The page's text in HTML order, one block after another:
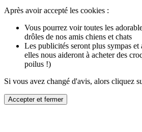
Après avoir accepté les cookies :
Vous pourrez voir toutes les
drôles de nos amis chiens et chats
Les publicités seront plus sympas et
elles nous aideront à acheter des
poilus !)
Si vous avez changé d'avis, alors cliquez
Accepter et fermer